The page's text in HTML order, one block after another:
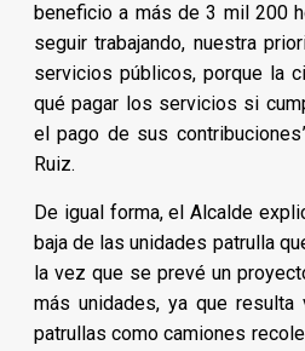
beneficio a más de 3 mil 200
seguir trabajando, nuestra
servicios públicos, porque la
qué pagar los servicios si
el pago de sus
Ruiz.
De igual forma, el Alcalde
baja de las unidades patrulla
la vez que se prevé un
más unidades, ya que resulta
patrullas como camiones